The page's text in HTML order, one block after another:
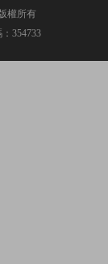
權所有
354733